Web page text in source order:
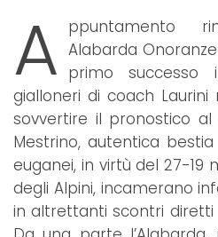
A ppuntamento
Alabarda
primo successo
gialloneri di coach
sovvertire il pronostico al
Mestrino, autentica
euganei, in virtù del 27-19
degli Alpini, incamerano
in altrettanti scontri diretti